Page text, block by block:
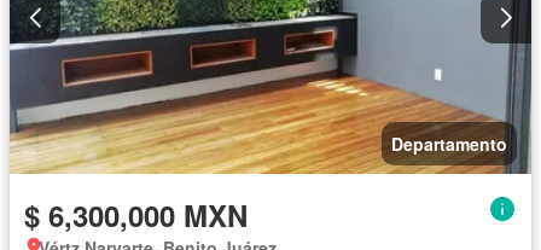
Departamento
$ 6,300,000 MXN